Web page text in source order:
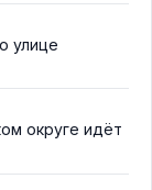
улице
округе идёт